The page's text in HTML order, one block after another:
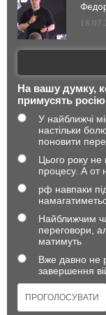
На вашу думку,
примусять росію
У найближчі
настільки
поновити
Цього року не
процесу. А от
рф навпаки
Найближчим
переговори,
матимуть
Вже давно не
завершення